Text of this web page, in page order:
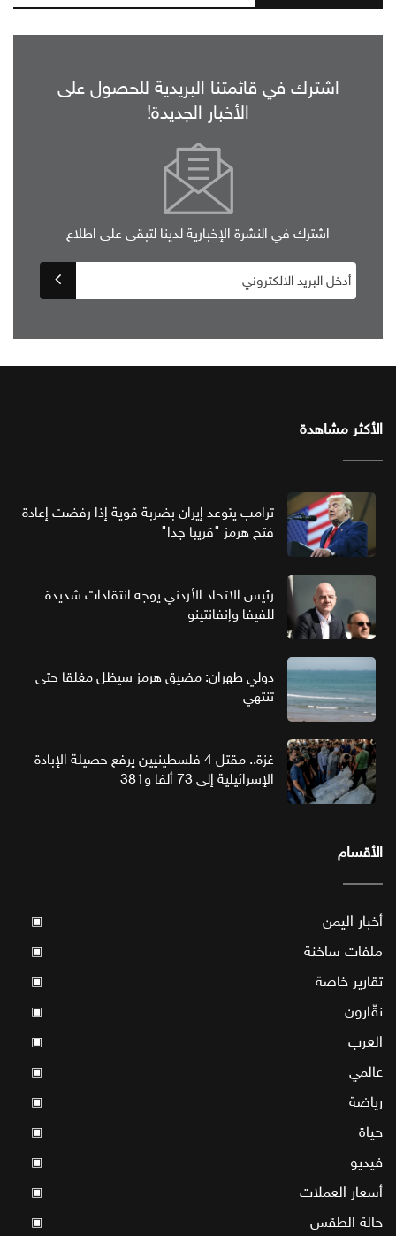
اشترك في قائمتنا البريدية للحصول على
الأخبار الجديدة!
اشترك في النشرة الإخبارية لدينا لتبقى على اطلاع
الأكثر مشاهدة
ترامب يتوعد إيران بضربة قوية إذا رفضت إعادة
فتح هرمز "قريبا جدا"
رئيس الاتحاد الأردني يوجه انتقادات شديدة
للفيفا وإنفانتينو
دولي طهران: مضيق هرمز سيظل مغلقا حتى
تنتهي
غزة.. مقتل 4 فلسطينيين يرفع حصيلة الإبادة
الإسرائيلية إلى 73 ألفا و381
الأقسام
أخبار اليمن ▣
ملفات ساخنة ▣
تقارير خاصة ▣
نقّارون ▣
العرب ▣
عالمي ▣
رياضة ▣
حياة ▣
فيديو ▣
أسعار العملات ▣
حالة الطقس ▣